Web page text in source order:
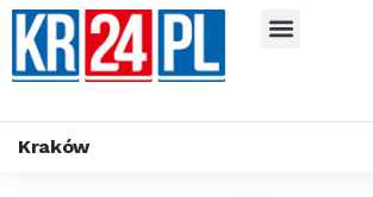
Kraków